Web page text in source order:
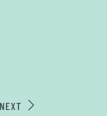
NEXT